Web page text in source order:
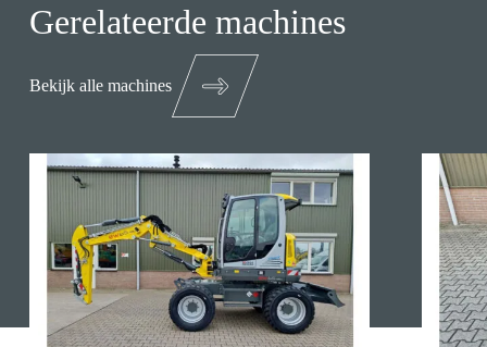
Gerelateerde machines
Bekijk alle machines